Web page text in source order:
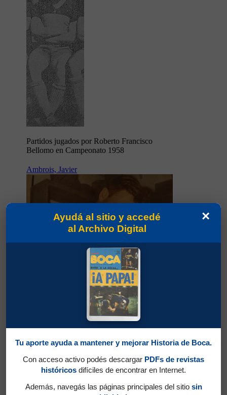
Partidos jugados por Roberto Francisco
Bellomo en Campeonato 1958
Ambrois, Javier
Campeonato 1958
Rodríguez, Juan José
×
Ayudá al sitio y accedé
al Archivo Digital
Tu aporte ayuda a mantener y mejorar Historia de Boca.
Con acceso activo podés descargar PDFs de revistas
históricos difíciles de encontrar en Internet.
Además, navegás las páginas principales del sitio sin